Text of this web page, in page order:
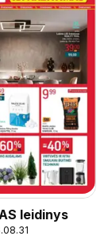
leidinys